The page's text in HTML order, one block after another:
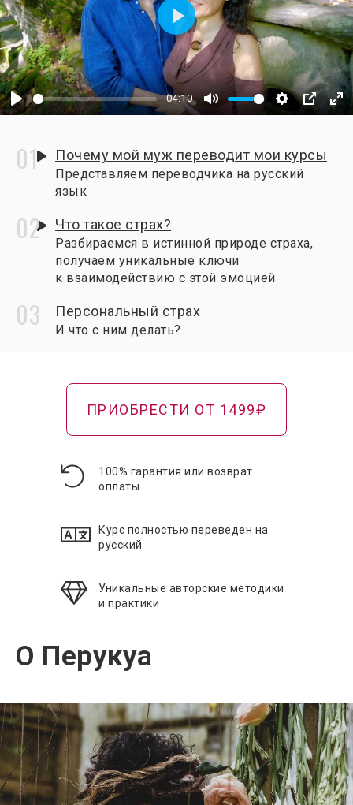
Play
-04:10
Mute Settings
PIP
Play
Почему мой муж переводит мои курсы
Представляем переводчика на русский
язык
Что такое страх?
Разбираемся в истинной природе страха,
получаем уникальные ключи
к взаимодействию с этой эмоцией
Персональный страх
И что с ним делать?
От теории к практике. Готовим почву для
Последние наставления перед
Полезные советы по практике
Практика выхода из под влияния страха
Восстановление эмоционального
ОМ вместе с Перукуа
Практические советы на каждый день
на ежедневном уровне
ПРИОБРЕСТИ ОТ 1499₽
100% гарантия или возврат
оплаты
Курс полностью переведен на
русский
Уникальные авторские методики
и практики
О Перукуа